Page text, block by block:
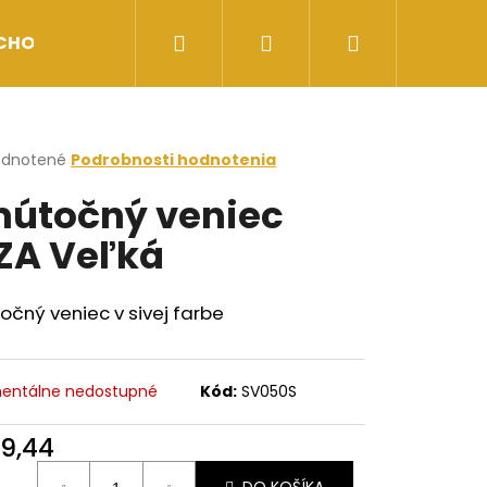
Obchodné podmienky Doprava a
Hľadať Prihlásenie
Podrobnosti hodnotenia
veniec
Veľká
veniec v sivej farbe
nedostupné Kód: SV050S